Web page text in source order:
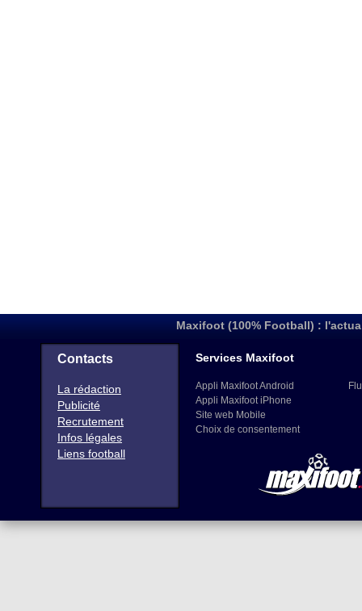
Maxifoot (100% Football) :
Contacts
La rédaction
Publicité
Recrutement
Infos légales
Liens football
Services Maxifoot
Appli Maxifoot Android
Appli Maxifoot iPhone
Site web Mobile
Choix de consentement